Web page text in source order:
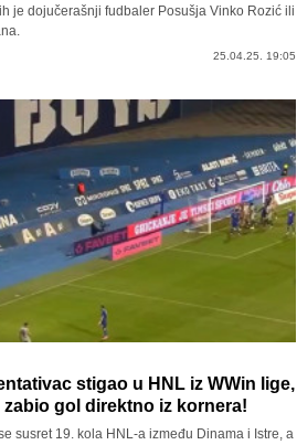
je dojučerašnji fudbaler Posušja Vinko Rozić ili
25.04.25. 19:05
stigao u HNL iz WWin lige,
zabio gol direktno iz kornera!
susret 19. kola HNL-a između Dinama i Istre, a